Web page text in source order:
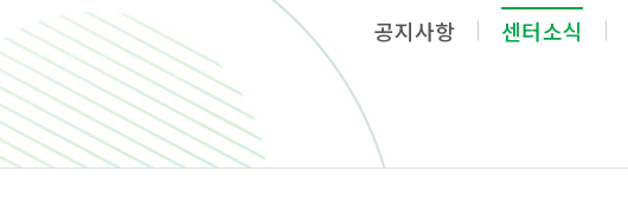
공지사항 센터소식